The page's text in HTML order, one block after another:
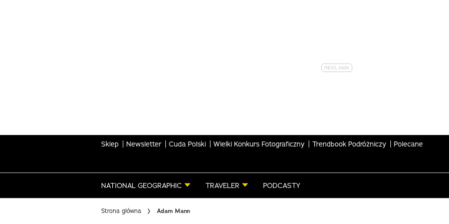
Sklep Newsletter Cuda Polski Wielki Konkurs Fotograficzny Trendbook Podróżniczy Polecane
NATIONAL GEOGRAPHIC TRAVELER PODCASTY
Strona główna Adam Mann